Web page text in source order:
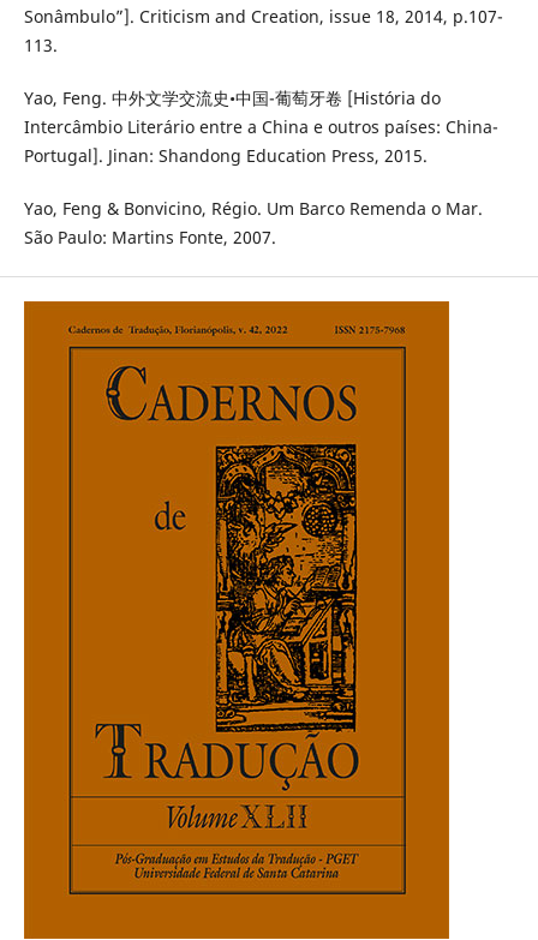
Sonâmbulo”]. Criticism and Creation, issue 18, 2014, p.107-
113.
Yao, Feng. 中外文学交流史•中国-葡萄牙卷 [História do
Intercâmbio Literário entre a China e outros países: China-
Portugal]. Jinan: Shandong Education Press, 2015.
Yao, Feng & Bonvicino, Régio. Um Barco Remenda o Mar.
São Paulo: Martins Fonte, 2007.